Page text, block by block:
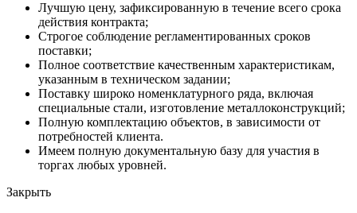
Лучшую цену, зафиксированную в течение всего срока
действия контракта;
Строгое соблюдение регламентированных сроков
поставки;
Полное соответствие качественным характеристикам,
указанным в техническом задании;
Поставку широко номенклатурного ряда, включая
специальные стали, изготовление металлоконструкций;
Полную комплектацию объектов, в зависимости от
потребностей клиента.
Имеем полную документальную базу для участия в
торгах любых уровней.
Закрыть